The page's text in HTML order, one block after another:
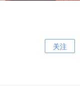
关注